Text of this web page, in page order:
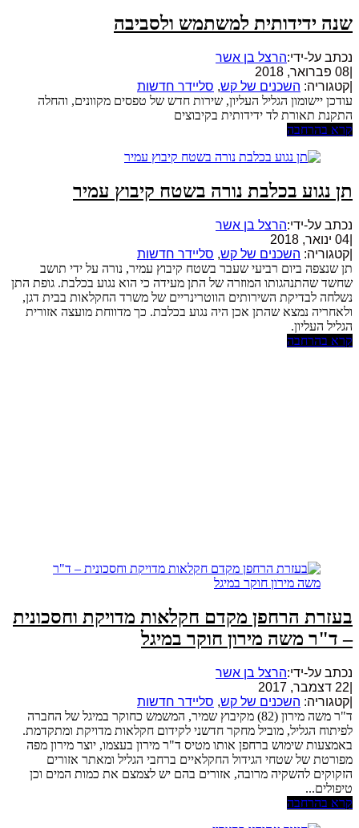
שנה ידידותית למשתמש ולסביבה
נכתב על-ידי:הרצל בן אשר
08 פברואר, 2018
קטגוריה: השכנים של קש, סליידר חדשות
עודכן יישומון הגליל העליון, שירות חדש של טפסים מקוונים, והחלה
התקנת תאורת לד ידידותית בקיבוצים
קרא בהרחבה
תן נגוע בכלבת נורה בשטח קיבוץ עמיר
נכתב על-ידי:הרצל בן אשר
04 ינואר, 2018
קטגוריה: השכנים של קש, סליידר חדשות
תן שנצפה ביום רביעי שעבר בשטח קיבוץ עמיר, נורה על ידי תושב
שחשד שהתנהגותו המוזרה של התן מעידה כי הוא נגוע בכלבת. גופת התן
נשלחה לבדיקת השירותים הווטרינריים של משרד החקלאות בבית דגן,
ולאחריה נמצא שהתן אכן היה נגוע בכלבת. כך מדווחת מועצה אזורית
הגליל העליון.
קרא בהרחבה
בעזרת הרחפן מקדם חקלאות מדויקת וחסכונית
– ד"ר משה מירון חוקר במיגל
נכתב על-ידי:הרצל בן אשר
22 דצמבר, 2017
קטגוריה: השכנים של קש, סליידר חדשות
ד"ר משה מירון (82) מקיבוץ שמיר, המשמש כחוקר במיגל של החברה
לפיתוח הגליל, מוביל מחקר חדשני לקידום חקלאות מדויקת ומתקדמת.
באמצעות שימוש ברחפן אותו מטיס ד"ר מירון בעצמו, יוצר מירון מפה
מפורטת של שטחי הגידול החקלאיים ברחבי הגליל ומאתר אזורים
הזקוקים להשקיה מרובה, אזורים בהם יש לצמצם את כמות המים וכן
טיפולים...
קרא בהרחבה